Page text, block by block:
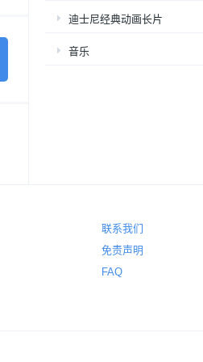
迪士尼经典动画长片
音乐
联系我们
免责声明
FAQ